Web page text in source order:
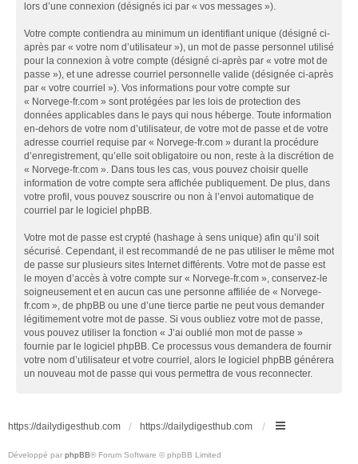
lors d’une connexion (désignés ici par « vos messages »).
Votre compte contiendra au minimum un identifiant unique (désigné ci-
après par « votre nom d’utilisateur »), un mot de passe personnel utilisé
pour la connexion à votre compte (désigné ci-après par « votre mot de
passe »), et une adresse courriel personnelle valide (désignée ci-après
par « votre courriel »). Vos informations pour votre compte sur
« Norvege-fr.com » sont protégées par les lois de protection des
données applicables dans le pays qui nous héberge. Toute information
en-dehors de votre nom d’utilisateur, de votre mot de passe et de votre
adresse courriel requise par « Norvege-fr.com » durant la procédure
d’enregistrement, qu’elle soit obligatoire ou non, reste à la discrétion de
« Norvege-fr.com ». Dans tous les cas, vous pouvez choisir quelle
information de votre compte sera affichée publiquement. De plus, dans
votre profil, vous pouvez souscrire ou non à l’envoi automatique de
courriel par le logiciel phpBB.
Votre mot de passe est crypté (hashage à sens unique) afin qu’il soit
sécurisé. Cependant, il est recommandé de ne pas utiliser le même mot
de passe sur plusieurs sites Internet différents. Votre mot de passe est
le moyen d’accès à votre compte sur « Norvege-fr.com », conservez-le
soigneusement et en aucun cas une personne affiliée de « Norvege-
fr.com », de phpBB ou une d’une tierce partie ne peut vous demander
légitimement votre mot de passe. Si vous oubliez votre mot de passe,
vous pouvez utiliser la fonction « J’ai oublié mon mot de passe »
fournie par le logiciel phpBB. Ce processus vous demandera de fournir
votre nom d’utilisateur et votre courriel, alors le logiciel phpBB générera
un nouveau mot de passe qui vous permettra de vous reconnecter.
https://dailydigesthub.com https://dailydigesthub.com
Développé par phpBB® Forum Software © phpBB Limited